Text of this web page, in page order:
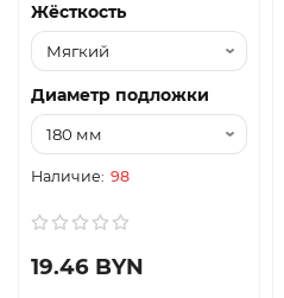
Жёсткость
Диаметр подложки
98
19.46 BYN